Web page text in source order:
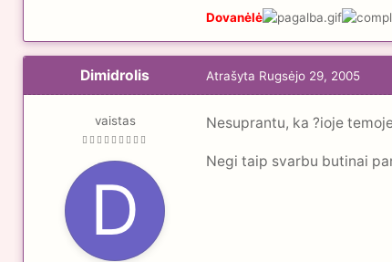
Dovanėlė
Dimidrolis
vaistas
Atrašyta Rugsėjo 29, 2005
Nesuprantu, ka ?ioje
Negi taip svarbu butinai